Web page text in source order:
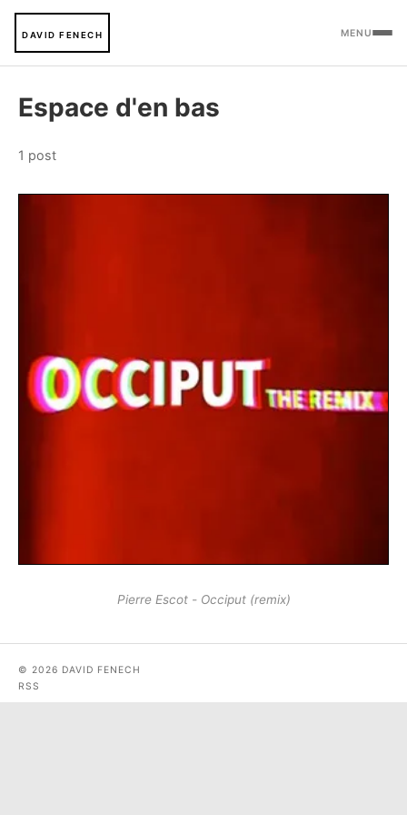
DAVID FENECH MENU
Espace d'en bas
1 post
Pierre Escot - Occiput (remix)
© 2026 DAVID FENECH
RSS